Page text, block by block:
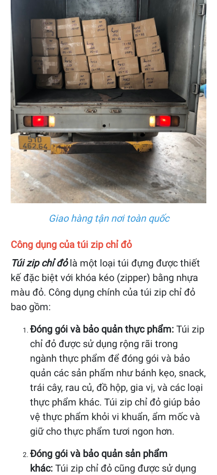
Giao hàng tận nơi toàn quốc
Công dụng của túi zip chỉ đỏ
Túi zip chỉ đỏlà một loại túi đựng được thiết
kế đặc biệt với khóa kéo (zipper) bằng nhựa
màu đỏ. Công dụng chính của túi zip chỉ đỏ
bao gồm:
Đóng gói và bảo quản thực phẩm: Túi zip
chỉ đỏ được sử dụng rộng rãi trong
ngành thực phẩm để đóng gói và bảo
quản các sản phẩm như bánh kẹo, snack,
trái cây, rau củ, đồ hộp, gia vị, và các loại
thực phẩm khác. Túi zip chỉ đỏ giúp bảo
vệ thực phẩm khỏi vi khuẩn, ẩm mốc và
giữ cho thực phẩm tươi ngon hơn.
Đóng gói và bảo quản sản phẩm
khác: Túi zip chỉ đỏ cũng được sử dụng